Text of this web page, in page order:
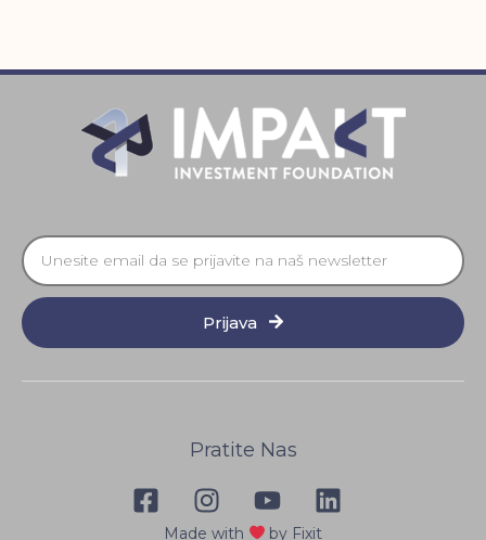
Prijava
Pratite Nas
Made with by Fixit